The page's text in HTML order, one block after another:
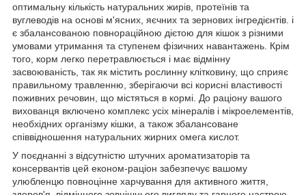
оптимальну кількість натуральних жирів, протеїнів та
вуглеводів на основі м'ясних, яєчних та зернових інгредієнтів. і
є збалансованою повнораційною дієтою для кішок з різними
умовами утримання та ступенем фізичних навантажень. Крім
того, корм легко перетравлюється і має відмінну
засвоюваність, так як містить рослинну клітковину, що сприяє
правильному травленню, зберігаючи всі корисні властивості
поживних речовин, що містяться в кормі. До раціону вашого
вихованця включено комплекс усіх мінералів і мікроелементів,
необхідних організму кішки, а також збалансоване
співвідношення натуральних жирних омега кислот.
У поєднанні з відсутністю штучних ароматизаторів та
консервантів цей економ-раціон забезпечує вашому
улюбленцю повноцінне харчування для активного життя,